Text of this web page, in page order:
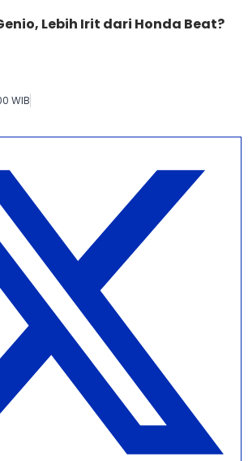
Lebih Irit dari Honda Beat?
WIB